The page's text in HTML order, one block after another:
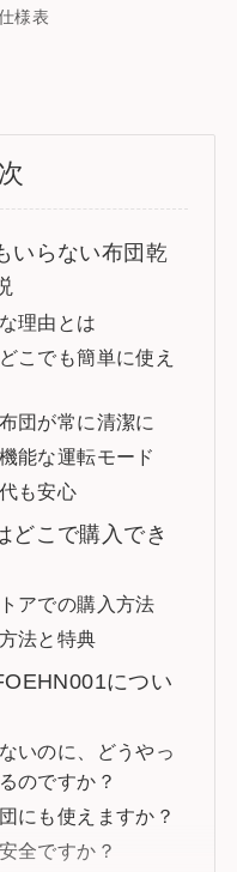
様表
いらない布団乾
理由とは
こでも簡単に使え
団が常に清潔に
能な運転モード
も安心
どこで購入でき
アでの購入方法
法と特典
につい
いのに、どうやっ
のですか？
にも使えますか？
全ですか？